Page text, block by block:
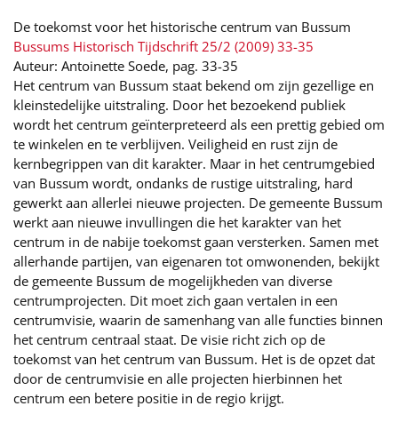
De toekomst voor het historische centrum van Bussum
Bussums Historisch Tijdschrift 25/2 (2009) 33-35
Auteur: Antoinette Soede, pag. 33-35
Het centrum van Bussum staat bekend om zijn gezellige en
kleinstedelijke uitstraling. Door het bezoekend publiek
wordt het centrum geïnterpreteerd als een prettig gebied om
te winkelen en te verblijven. Veiligheid en rust zijn de
kernbegrippen van dit karakter. Maar in het centrumgebied
van Bussum wordt, ondanks de rustige uitstraling, hard
gewerkt aan allerlei nieuwe projecten. De gemeente Bussum
werkt aan nieuwe invullingen die het karakter van het
centrum in de nabije toekomst gaan versterken. Samen met
allerhande partijen, van eigenaren tot omwonenden, bekijkt
de gemeente Bussum de mogelijkheden van diverse
centrumprojecten. Dit moet zich gaan vertalen in een
centrumvisie, waarin de samenhang van alle functies binnen
het centrum centraal staat. De visie richt zich op de
toekomst van het centrum van Bussum. Het is de opzet dat
door de centrumvisie en alle projecten hierbinnen het
centrum een betere positie in de regio krijgt.